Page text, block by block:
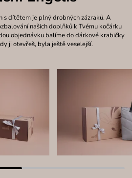
s dítětem je plný drobných zázraků. A
našich doplňků k Tvému kočárku
objednávku balíme do dárkové krabičky
ji otevřeš, byla ještě veselejší.